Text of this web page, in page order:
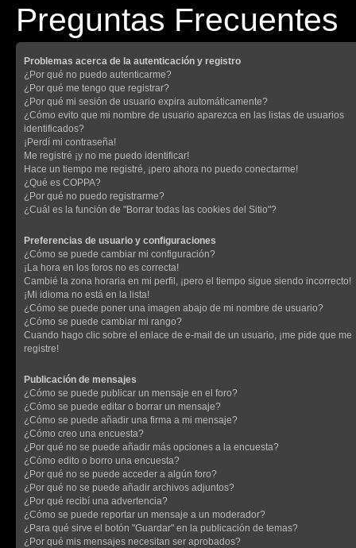
Preguntas Frecuentes
Problemas acerca de la autenticación y registro
¿Por qué no puedo autenticarme?
¿Por qué me tengo que registrar?
¿Por qué mi sesión de usuario expira automáticamente?
¿Cómo evito que mi nombre de usuario aparezca en las listas de usuarios
identificados?
¡Perdí mi contraseña!
Me registré ¡y no me puedo identificar!
Hace un tiempo me registré, ¡pero ahora no puedo conectarme!
¿Qué es COPPA?
¿Por qué no puedo registrarme?
¿Cuál es la función de "Borrar todas las cookies del Sitio"?
Preferencias de usuario y configuraciones
¿Cómo se puede cambiar mi configuración?
¡La hora en los foros no es correcta!
Cambié la zona horaria en mi perfil, ¡pero el tiempo sigue siendo incorrecto!
¡Mi idioma no está en la lista!
¿Cómo se puede poner una imagen abajo de mi nombre de usuario?
¿Cómo se puede cambiar mi rango?
Cuando hago clic sobre el enlace de e-mail de un usuario, ¡me pide que me
registre!
Publicación de mensajes
¿Cómo se puede publicar un mensaje en el foro?
¿Cómo se puede editar o borrar un mensaje?
¿Cómo se puede añadir una firma a mi mensaje?
¿Cómo creo una encuesta?
¿Por qué no se puede añadir más opciones a la encuesta?
¿Cómo edito o borro una encuesta?
¿Por qué no se puede acceder a algún foro?
¿Por qué no se puede añadir archivos adjuntos?
¿Por qué recibí una advertencia?
¿Cómo se puede reportar un mensaje a un moderador?
¿Para qué sirve el botón "Guardar" en la publicación de temas?
¿Por qué mis mensajes necesitan ser aprobados?